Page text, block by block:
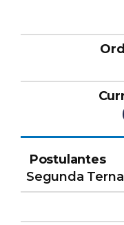
Segunda Terna